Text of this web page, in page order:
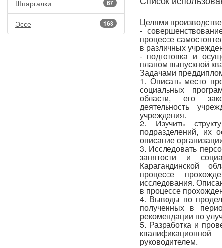
67
Шпаргалки
163
Эссе Целями
-
процессе
в различных
- подготовка и
планом выпускной
Задачами
1. Описать место
социальных
области, его
деятельность
учреждения.
2. Изучить
подразделений, их
описание
3. Исследовать
занятости и
Карагандинской
процессе
исследования.
в процессе
4. Выводы по
полученных в
рекомендации по
5. Разработка и
руководителем.